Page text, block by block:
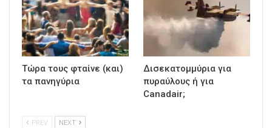
Τώρα τους φταίνε (και)
τα πανηγύρια
Δισεκατομμύρια για
πυραύλους ή για
Canadair;
PREV NEXT